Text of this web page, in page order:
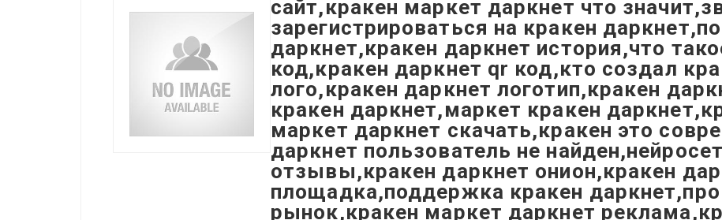
сайт,кракен маркет даркнет что
зарегистрироваться на кракен
даркнет,кракен даркнет история,что
код,кракен даркнет qr код,кто создал
лого,кракен даркнет логотип,кракен
кракен даркнет,маркет кракен
маркет даркнет скачать,кракен это
даркнет пользователь не
отзывы,кракен даркнет онион,кракен
площадка,поддержка кракен
рынок,кракен маркет даркнет